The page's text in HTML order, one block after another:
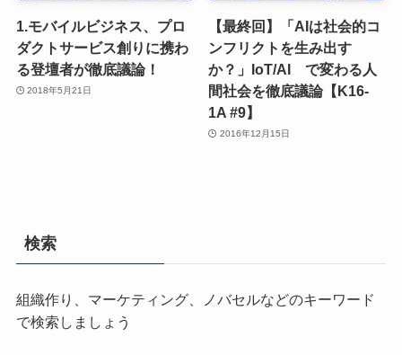
1.モバイルビジネス、プロ
ダクトサービス創りに携わ
る登壇者が徹底議論！
2018年5月21日
【最終回】「AIは社会的コ
ンフリクトを生み出す
か？」IoT/AI で変わる人
間社会を徹底議論【K16-
1A #9】
2016年12月15日
検索
組織作り、マーケティング、ノバセルなどのキーワード
で検索しましょう